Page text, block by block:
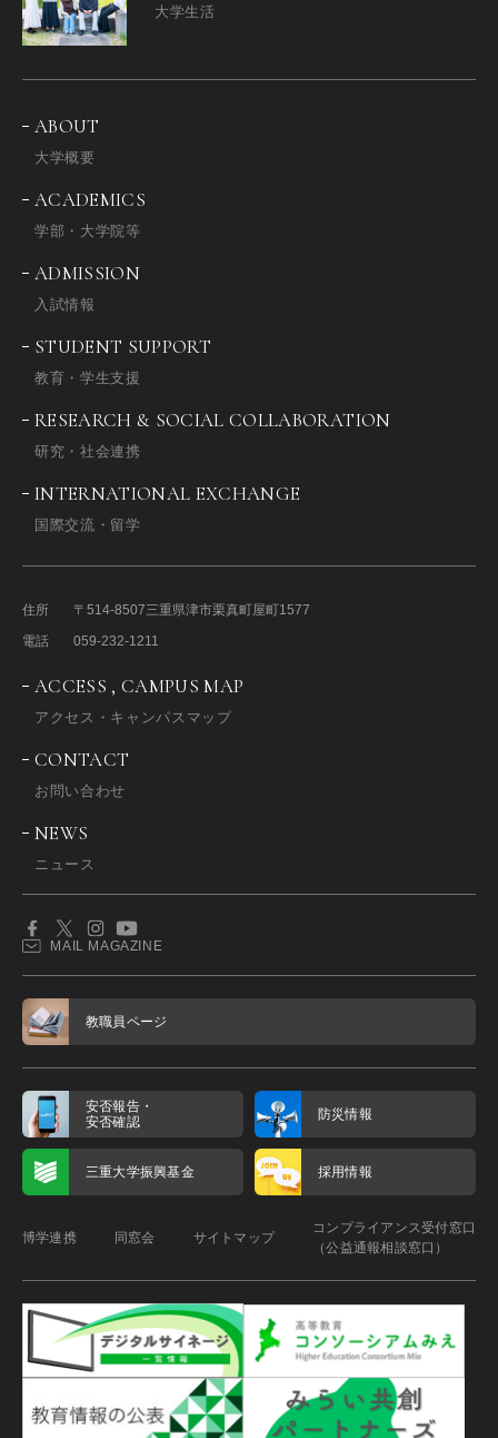
大学生活
ABOUT
大学概要
ACADEMICS
学部・大学院等
ADMISSION
入試情報
STUDENT SUPPORT
教育・学生支援
RESEARCH & SOCIAL COLLABORATION
研究・社会連携
INTERNATIONAL EXCHANGE
国際交流・留学
住所 〒514-8507三重県津市栗真町屋町1577
電話
059-232-1211
ACCESS , CAMPUS MAP
アクセス・キャンパスマップ
CONTACT
お問い合わせ
NEWS
ニュース
MAIL MAGAZINE
教職員ページ
安否報告・
安否確認
防災情報
三重大学振興基金 採用情報
博学連携 同窓会 サイトマップ
コンプライアンス受付窓口
（公益通報相談窓口）